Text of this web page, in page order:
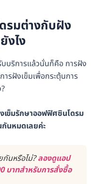
รมต่างกับฝัง
งไง
บริการแล้วนั่นก็คือ การฝัง
รฝังเข็มเพื่อกระตุ้นการ
เข็มรักษาออฟฟิศซินโดรม
นหมดเลยค่ะ
กันหรือไม่?ลองดูแอป
บาทสำหรับการสั่งซื้อ